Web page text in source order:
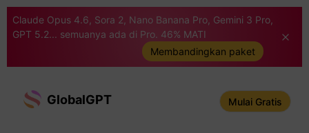
Claude Opus 4.6, Sora 2, Nano Banana Pro, Gemini 3 Pro,
GPT 5.2... semuanya ada di Pro. 46% MATI
Membandingkan paket
GlobalGPT Mulai Gratis